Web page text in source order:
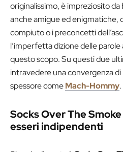
originalissimo, è impreziosito
anche amigue ed enigmatiche,
compiuto o i preconcetti
l’imperfetta dizione delle
questo scopo. Su questi due
intravedere una convergenza
spessore comeMach-Hommy.
Socks Over The
esseri indipendenti